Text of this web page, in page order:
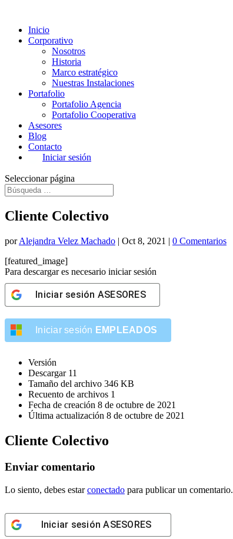
Inicio
Corporativo
Nosotros
Historia
Marco estratégico
Nuestras Instalaciones
Portafolio
Portafolio Agencia
Portafolio Cooperativa
Asesores
Blog
Contacto
Iniciar sesión
Seleccionar página
Cliente Colectivo
porAlejandra Velez Machado | Oct 8, 2021 | 0 Comentarios
[featured_image]
Para descargar es necesario iniciar sesión
Iniciar sesión ASESORES
Iniciar sesión EMPLEADOS
Versión
Descargar 11
Tamaño del archivo 346 KB
Recuento de archivos 1
Fecha de creación 8 de octubre de 2021
Última actualización 8 de octubre de 2021
Cliente Colectivo
Enviar comentario
Lo siento, debes estarconectado para publicar un comentario.
Iniciar sesiónASESORES